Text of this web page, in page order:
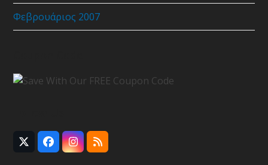
Φεβρουάριος 2007
Twitter
(deprecated)
Facebook
Instagram
RSS